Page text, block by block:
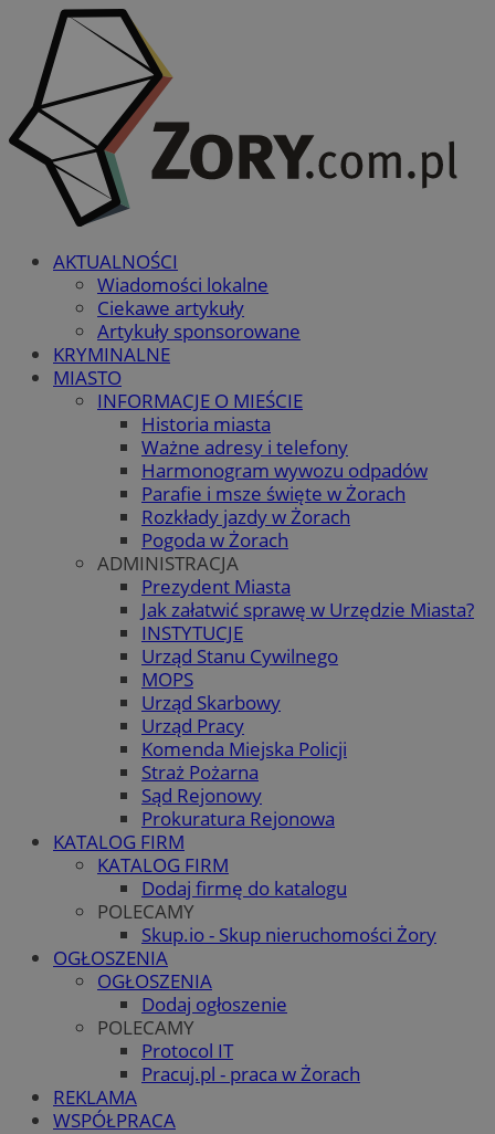
AKTUALNOŚCI
Wiadomości lokalne
Ciekawe artykuły
Artykuły sponsorowane
KRYMINALNE
MIASTO
INFORMACJE O MIEŚCIE
Historia miasta
Ważne adresy i telefony
Harmonogram wywozu odpadów
Parafie i msze święte w Żorach
Rozkłady jazdy w Żorach
Pogoda w Żorach
ADMINISTRACJA
Prezydent Miasta
Jak załatwić sprawę w Urzędzie Miasta?
INSTYTUCJE
Urząd Stanu Cywilnego
MOPS
Urząd Skarbowy
Urząd Pracy
Komenda Miejska Policji
Straż Pożarna
Sąd Rejonowy
Prokuratura Rejonowa
KATALOG FIRM
KATALOG FIRM
Dodaj firmę do katalogu
POLECAMY
Skup.io - Skup nieruchomości Żory
OGŁOSZENIA
OGŁOSZENIA
Dodaj ogłoszenie
POLECAMY
Protocol IT
Pracuj.pl - praca w Żorach
REKLAMA
WSPÓŁPRACA